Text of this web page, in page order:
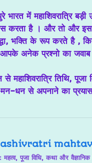
भारत में महाशिवरात्रि
करता है । और तो और इस
भक्ति के रूप करते है ,
अनेक प्रश्नो का जवाब
सेमहाशिवरात्रि तिथि,
धन से अपनाने का
महत्व, पूजा विधि, कथा और वैज्ञानिक